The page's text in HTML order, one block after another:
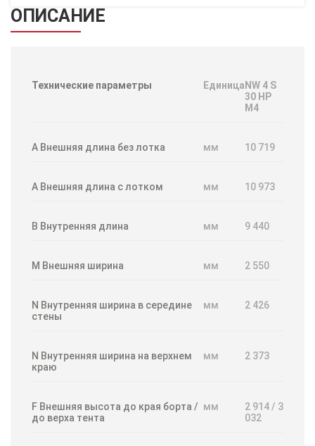
ОПИСАНИЕ
Технические параметры Единица NW 4 S
30 HP
M4
A Внешняя длина без лотка мм 10 719
А Внешняя длина с лотком мм 10 973
B Внутренняя длина мм 9 440
M Внешняя ширина мм 2 550
N Внутренняя ширина в середине
стены
мм 2 426
N Внутренняя ширина на верхнем
краю
мм 2 373
F Внешняя высота до края борта /
до верха тента
мм
2 914 / 3
032